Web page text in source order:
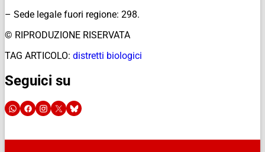
– Sede legale fuori regione: 298.
© RIPRODUZIONE RISERVATA
TAG ARTICOLO: distretti biologici
Seguici su